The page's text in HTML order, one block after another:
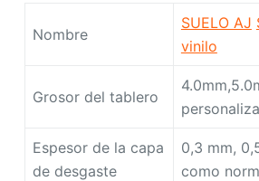
Nombre
SUELO AJ
vinilo
Grosor del tablero
Espesor de la capa
de desgaste
0,3 mm,
como